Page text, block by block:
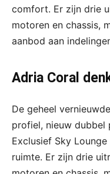
comfort. Er zijn drie
motoren en chassis,
aanbod aan
Adria Coral
De geheel
profiel, nieuw dubbel
Exclusief Sky
ruimte. Er zijn drie